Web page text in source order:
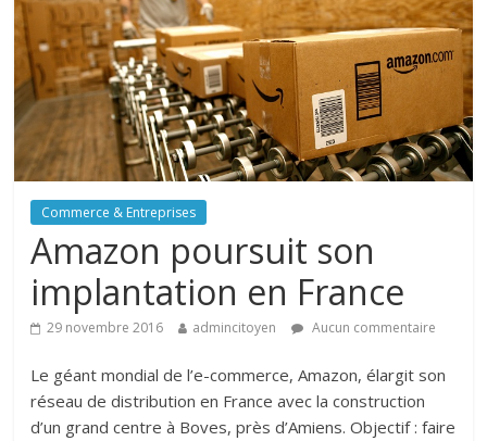
Commerce & Entreprises
Amazon poursuit son
implantation en France
29 novembre 2016 admincitoyen Aucun commentaire
Le géant mondial de l’e-commerce, Amazon, élargit son
réseau de distribution en France avec la construction
d’un grand centre à Boves, près d’Amiens. Objectif : faire